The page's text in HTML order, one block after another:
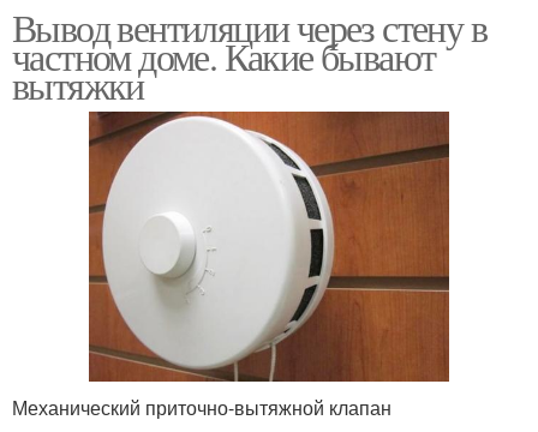
Вывод вентиляции через стену в
частном доме. Какие бывают
вытяжки
Механический приточно-вытяжной клапан